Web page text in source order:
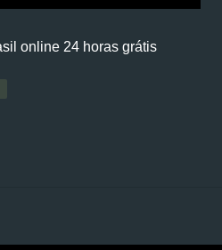
online 24 horas grátis